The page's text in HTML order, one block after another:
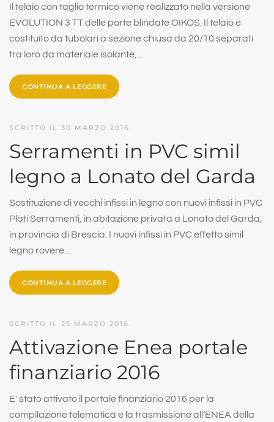
Il telaio con taglio termico viene realizzato nella versione
EVOLUTION 3 TT delle porte blindate OIKOS. Il telaio è
costituito da tubolari a sezione chiusa da 20/10 separati
tra loro da materiale isolante,...
CONTINUA A LEGGERE
SCRITTO IL 30 MARZO 2016
Serramenti in PVC simil
legno a Lonato del Garda
Sostituzione di vecchi infissi in legno con nuovi infissi in PVC
Plati Serramenti, in abitazione privata a Lonato del Garda,
in provincia di Brescia. I nuovi infissi in PVC effetto simil
legno rovere...
CONTINUA A LEGGERE
SCRITTO IL 25 MARZO 2016
Attivazione Enea portale
finanziario 2016
E' stato attivato il portale finanziario 2016 per la
compilazione telematica e la trasmissione all’ENEA della